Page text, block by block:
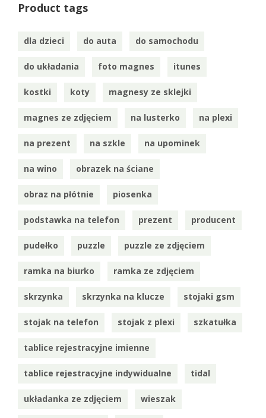
Product tags
dla dzieci do auta do samochodu
do układania foto magnes itunes
kostki koty magnesy ze sklejki
magnes ze zdjęciem na lusterko na plexi
na prezent na szkle na upominek
na wino obrazek na ściane
obraz na płótnie piosenka
podstawka na telefon prezent producent
pudełko puzzle puzzle ze zdjęciem
ramka na biurko ramka ze zdjęciem
skrzynka skrzynka na klucze stojaki gsm
stojak na telefon stojak z plexi szkatułka
tablice rejestracyjne imienne
tablice rejestracyjne indywidualne tidal
układanka ze zdjęciem wieszak